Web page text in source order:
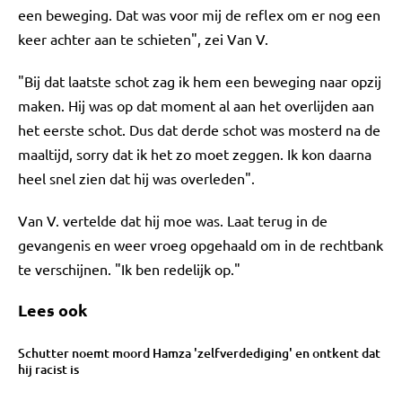
een beweging. Dat was voor mij de reflex om er nog een
keer achter aan te schieten", zei Van V.
"Bij dat laatste schot zag ik hem een beweging naar opzij
maken. Hij was op dat moment al aan het overlijden aan
het eerste schot. Dus dat derde schot was mosterd na de
maaltijd, sorry dat ik het zo moet zeggen. Ik kon daarna
heel snel zien dat hij was overleden".
Van V. vertelde dat hij moe was. Laat terug in de
gevangenis en weer vroeg opgehaald om in de rechtbank
te verschijnen. "Ik ben redelijk op."
Lees ook
Schutter noemt moord Hamza 'zelfverdediging' en ontkent dat
hij racist is